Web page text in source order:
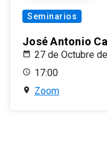
Seminarios
José Antonio
27 de Octubre
17:00
Zoom